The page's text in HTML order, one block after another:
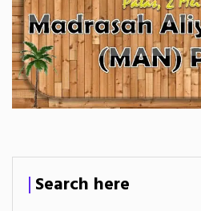
Search here